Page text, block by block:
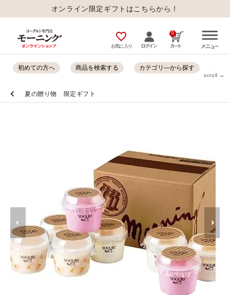
オンライン限定ギフトはこちらから！
favorite_outline
お気に入り
0
初めての方へ 商品を検索する カテゴリ―から探す
scroll →
夏の贈り物 限定ギフト